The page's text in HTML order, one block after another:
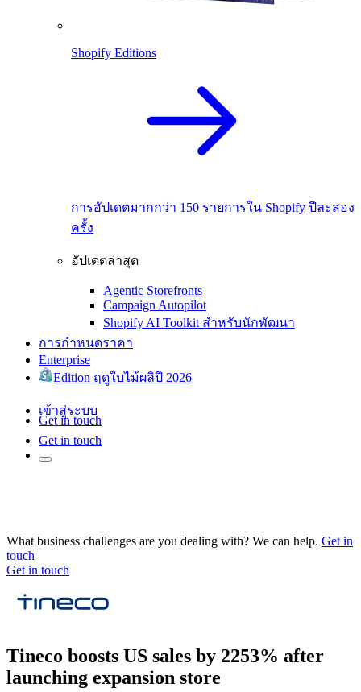
Shopify Editions
การอัปเดตมากกว่า 150 รายการใน Shopify ปีละสอง
ครั้ง
อัปเดตล่าสุด
Agentic Storefronts
Campaign Autopilot
Shopify AI Toolkit สำหรับนักพัฒนา
การกำหนดราคา
Enterprise
Edition ฤดูใบไม้ผลิปี 2026
เข้าสู่ระบบ
Get in touch
Get in touch
What business challenges are you dealing with? We can help. Get in
touch
Get in touch
Tineco boosts US sales by 2253% after
launching expansion store